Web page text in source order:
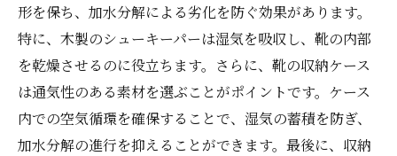
形を保ち、加水分解による劣化を防ぐ効果があります。
特に、木製のシューキーパーは湿気を吸収し、靴の内部
を乾燥させるのに役立ちます。さらに、靴の収納ケース
は通気性のある素材を選ぶことがポイントです。ケース
内での空気循環を確保することで、湿気の蓄積を防ぎ、
加水分解の進行を抑えることができます。最後に、収納